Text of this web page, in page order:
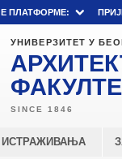
E ПЛАТФОРМЕ:
УНИВЕРЗИТЕТ У
ИСТРАЖИВАЊА